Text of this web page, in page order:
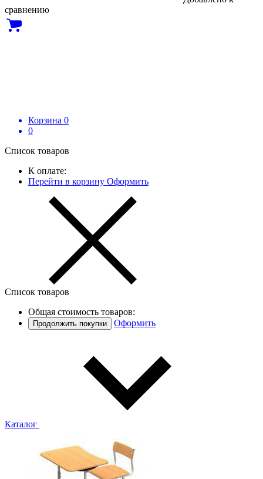
сравнению
Корзина 0
0
Список товаров
К оплате:
Перейти в корзину Оформить
Список товаров
Общая стоимость товаров:
Продолжить покупки Оформить
Каталог